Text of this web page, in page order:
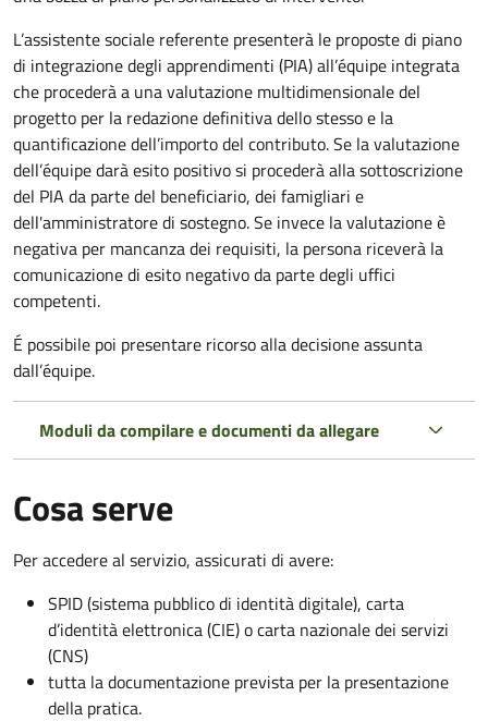
L’assistente sociale referente presenterà le proposte di piano
di integrazione degli apprendimenti (PIA) all’équipe integrata
che procederà a una valutazione multidimensionale del
progetto per la redazione definitiva dello stesso e la
quantificazione dell’importo del contributo. Se la valutazione
dell’équipe darà esito positivo si procederà alla sottoscrizione
del PIA da parte del beneficiario, dei famigliari e
dell'amministratore di sostegno. Se invece la valutazione è
negativa per mancanza dei requisiti, la persona riceverà la
comunicazione di esito negativo da parte degli uffici
competenti.
É possibile poi presentare ricorso alla decisione assunta
dall’équipe.
Moduli da compilare e documenti da allegare
Cosa serve
Per accedere al servizio, assicurati di avere:
SPID (sistema pubblico di identità digitale), carta
d’identità elettronica (CIE) o carta nazionale dei servizi
(CNS)
tutta la documentazione prevista per la presentazione
della pratica.